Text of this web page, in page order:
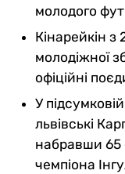
молодого
Кінарейкін
молодіжної
офіційні
У
львівські
набравши 65
чемпіона